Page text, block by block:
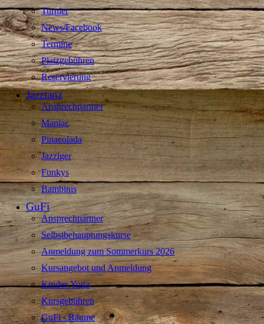
Turnier
News/Facebook
Termine
Platzgebühren
Reservierung
Jazztanz
Ansprechpartner
Maniac
Pinacolada
Jazziger
Funkys
Bambinis
GuFi
Ansprechpartner
Selbstbehauptungskurse
Anmeldung zum Sommerkurs 2026
Kursangebot und Anmeldung
Kinder-Yoga
Kursgebühren
GuFi - Räume